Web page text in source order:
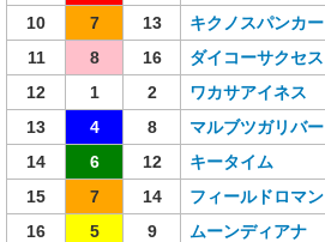
10
7 13 キクノスパンカー
11
8 16 ダイコーサクセス
12
1 2 ワカサアイネス
13
4 8 マルブツガリバー
14
6 12 キータイム
15
7 14 フィールドロマン
16
5 9 ムーンディアナ